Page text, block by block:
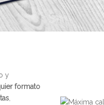
y
formato
,